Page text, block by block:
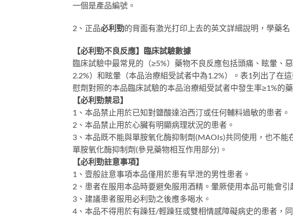
一個是產品編號。
2、正品必利勁的背面有激光打印上去的英文詳細說明，學藥名
【必利勁不良反應】臨床試驗數據
臨床試驗中最常見的（≥5%）藥物不良反應包括頭痛、眩暈、
2.2%）和眩暈（本品治療組受試者中為1.2%）。表1列出了在
慰劑對照的本品臨床試驗的本品治療組受試者中發生率≥1%的
【必利勁禁忌】
1、本品禁止用於已知對鹽酸達泊西汀或任何輔料過敏的患者。
2、本品禁止用於心臟有明顯病理狀況的患者。
3、本品既不能與單胺氧化酶抑制劑(MAOIs)共同使用，也不
單胺氧化酶抑制劑(參見藥物相互作用部分)。
【必利勁註意事項】
1、壹般註意事項本品僅用於患有早泄的男性患者。
2、患者在服用本品時要避免服用酒精。暈厥使用本品可能會引
3、建議患者服用必利勁之後應多喝水。
4、本品不得用於有躁狂/輕躁狂或雙相情感障礙病史的患者，